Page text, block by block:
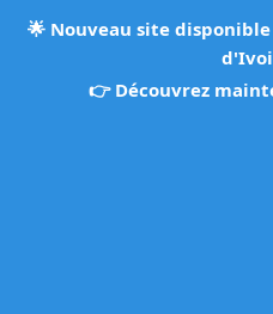
🌟 Nouveau site
👉 Découvrez